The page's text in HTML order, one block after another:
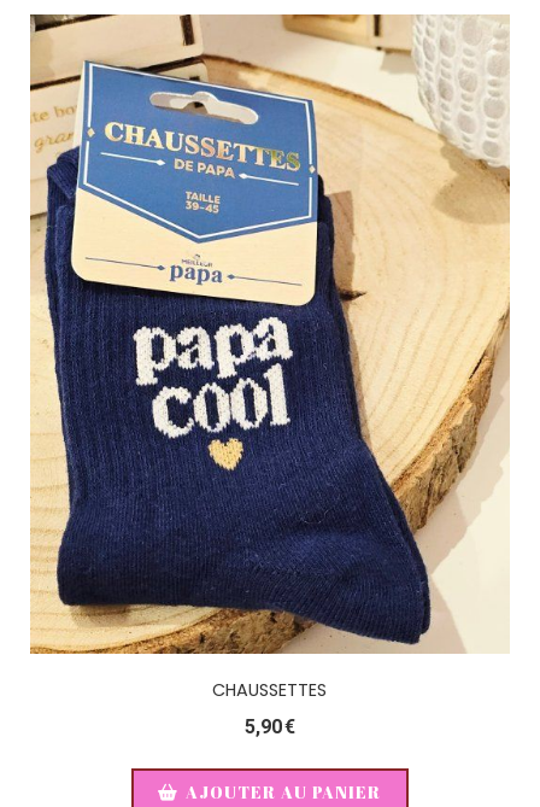
CHAUSSETTES
5,90€
AJOUTER AU PANIER